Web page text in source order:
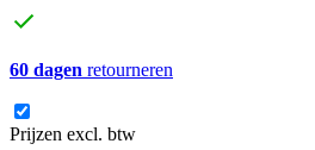
60 dagen retourneren
Prijzen excl. btw